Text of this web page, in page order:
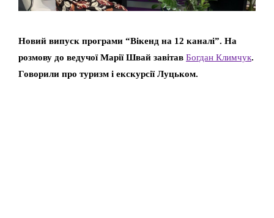
Новий випуск програми “Вікенд на 12 каналі”. На
розмову до ведучої Марії Швай завітав Богдан Климчук.
Говорили про туризм і екскурсії Луцьком.